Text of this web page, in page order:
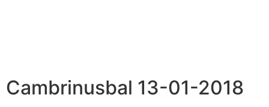
Cambrinusbal 13-01-2018